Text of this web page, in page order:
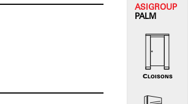
ASIGROUP
PALM
CLOISONS